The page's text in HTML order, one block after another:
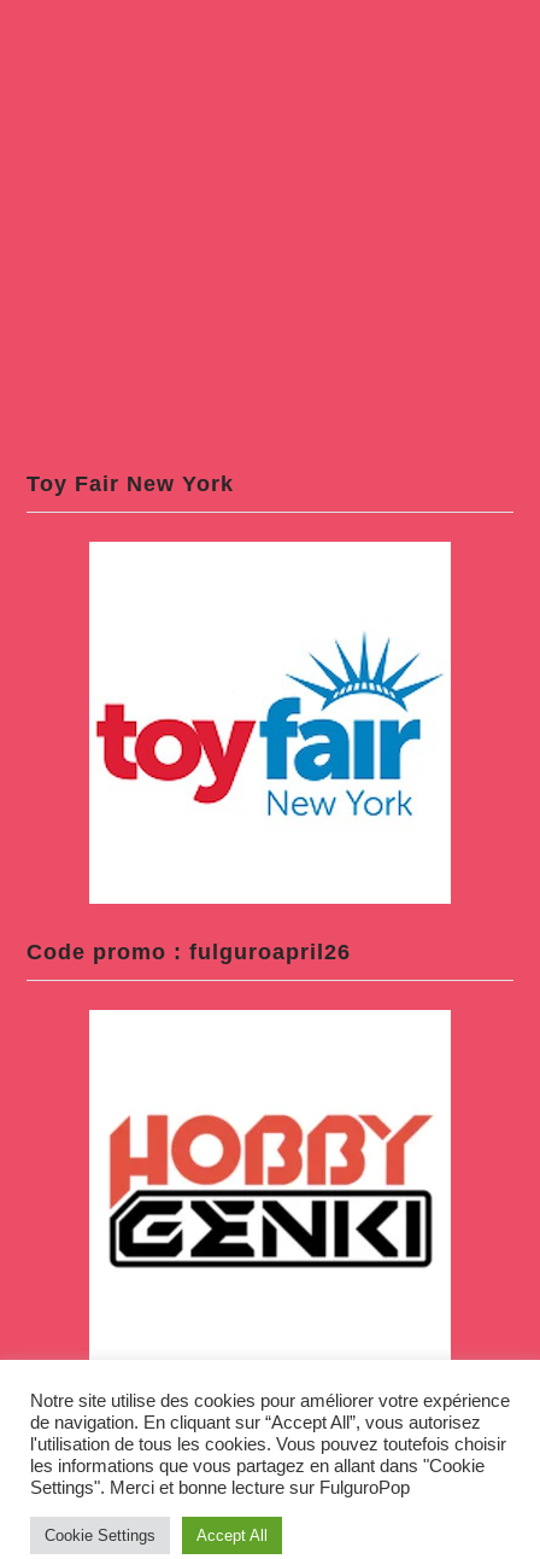
Toy Fair New York
Code promo : fulguroapril26
Copyright © 2026
Notre site utilise des cookies pour améliorer votre expérience
de navigation. En cliquant sur “Accept All”, vous autorisez
l'utilisation de tous les cookies. Vous pouvez toutefois choisir
les informations que vous partagez en allant dans "Cookie
Settings". Merci et bonne lecture sur FulguroPop
Cookie Settings Accept All